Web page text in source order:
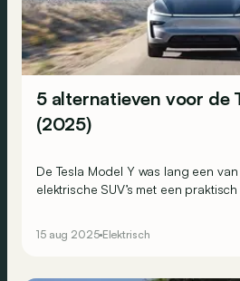
5 alternatieven voor de
(2025)
De Tesla Model Y was lang een
elektrische SUV’s met een
Skoda, Xpeng, Opel en Smart.
15 aug 2025 Elektrisch